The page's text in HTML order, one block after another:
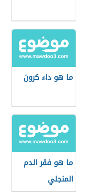
ما هو داء كرون
ما هو فقر الدم
المنجلي